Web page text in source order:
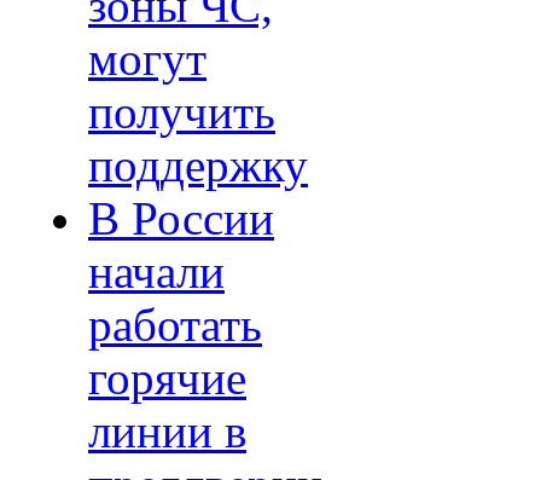
могут
получить
поддержку
В России
начали
работать
горячие
линии в